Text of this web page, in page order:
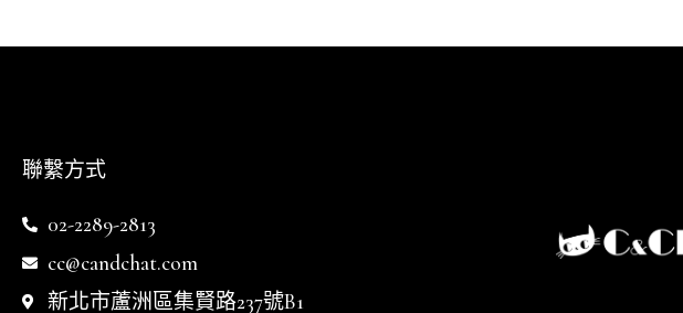
聯繫方式
02-2289-2813
cc@candchat.com
新北市蘆洲區集賢路237號B1